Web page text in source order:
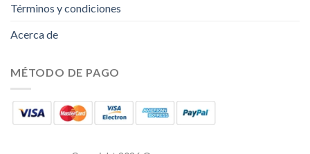
Términos y condiciones
Acerca de
MÉTODO DE PAGO